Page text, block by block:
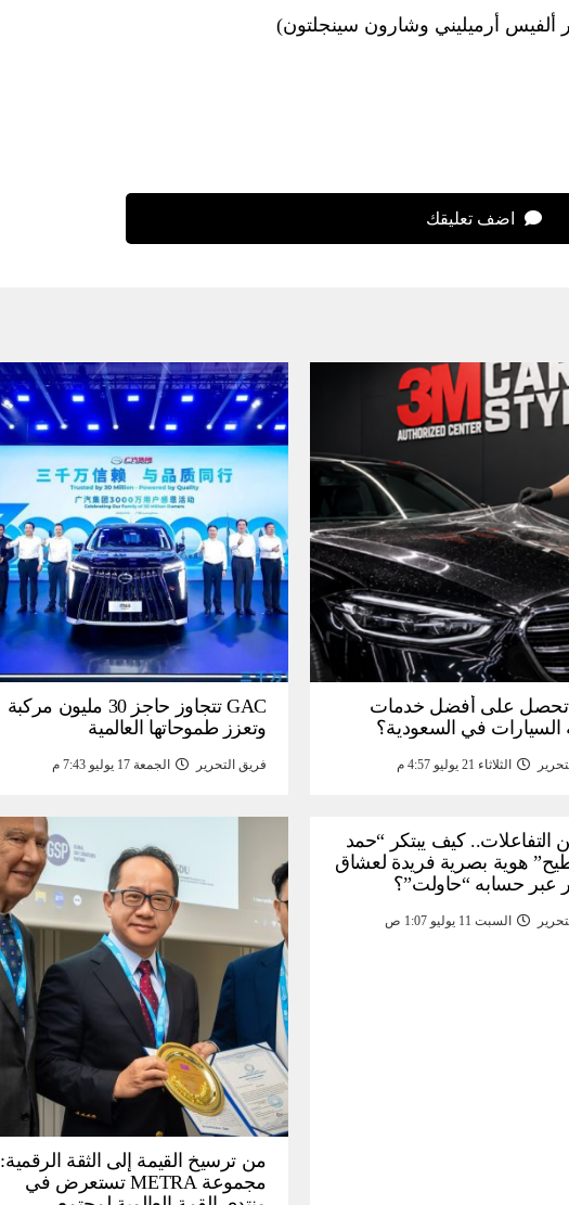
ألفيس أرميليني وشارون سينجلتون)
اضف تعليقك
على أفضل خدمات
السيارات في السعودية؟
الثلاثاء 21 يوليو 4:57 م
GAC تتجاوز حاجز 30 مليون مركبة
وتعزز طموحاتها العالمية
فريق التحرير الجمعة 17 يوليو 7:43 م
التفاعلات.. كيف يبتكر “حمد
هوية بصرية فريدة لعشاق
عبر حسابه “حاولت”؟
السبت 11 يوليو 1:07 ص
من ترسيخ القيمة إلى الثقة الرقمية:
مجموعة METRA تستعرض في